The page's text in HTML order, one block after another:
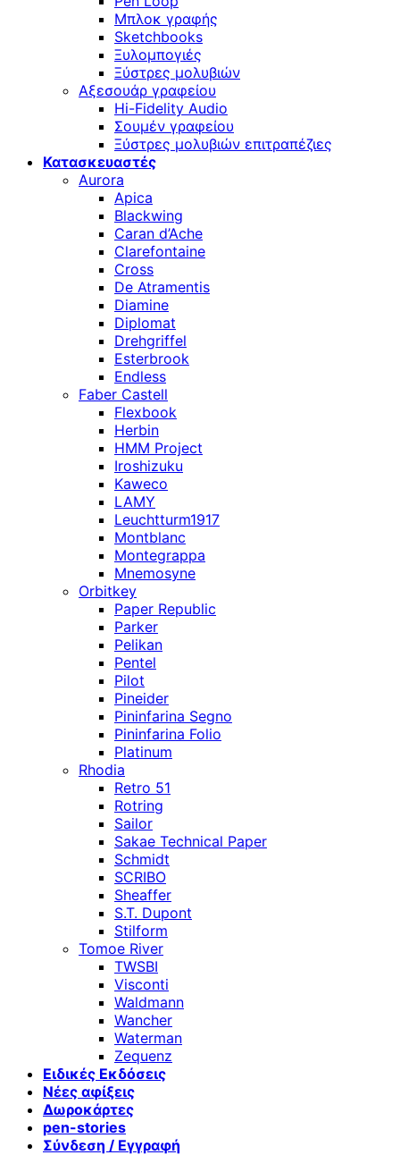
Μπλοκ γραφής
Sketchbooks
Ξυλομπογιές
Ξύστρες μολυβιών
Αξεσουάρ γραφείου
Hi-Fidelity Audio
Σουμέν γραφείου
Ξύστρες μολυβιών επιτραπέζιες
Κατασκευαστές
Aurora
Apica
Blackwing
Caran d’Ache
Clarefontaine
Cross
De Atramentis
Diamine
Diplomat
Drehgriffel
Esterbrook
Endless
Faber Castell
Flexbook
Herbin
HMM Project
Iroshizuku
Kaweco
LAMY
Leuchtturm1917
Montblanc
Montegrappa
Mnemosyne
Orbitkey
Paper Republic
Parker
Pelikan
Pentel
Pilot
Pineider
Pininfarina Segno
Pininfarina Folio
Platinum
Rhodia
Retro 51
Rotring
Sailor
Sakae Technical Paper
Schmidt
SCRIBO
Sheaffer
S.T. Dupont
Stilform
Tomoe River
TWSBI
Visconti
Waldmann
Wancher
Waterman
Zequenz
Ειδικές Εκδόσεις
Νέες αφίξεις
Δωροκάρτες
pen-stories
Σύνδεση / Εγγραφή